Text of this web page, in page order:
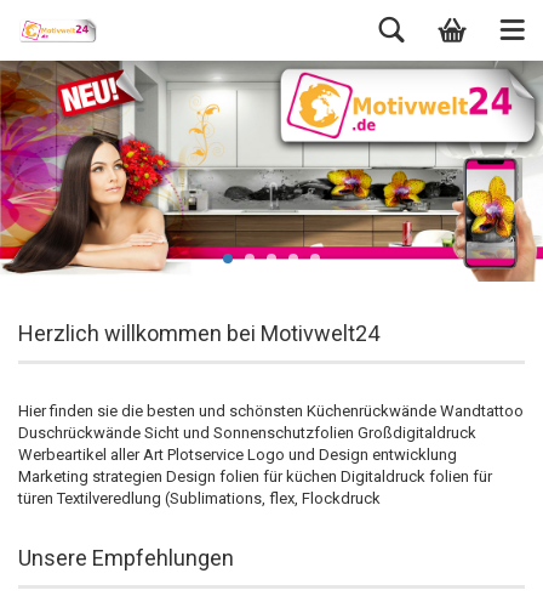
Herzlich willkommen bei Motivwelt24
Hier finden sie die besten und schönsten Küchenrückwände Wandtattoo
Duschrückwände Sicht und Sonnenschutzfolien Großdigitaldruck
Werbeartikel aller Art Plotservice Logo und Design entwicklung
Marketing strategien Design folien für küchen Digitaldruck folien für
türen Textilveredlung (Sublimations, flex, Flockdruck
Unsere Empfehlungen